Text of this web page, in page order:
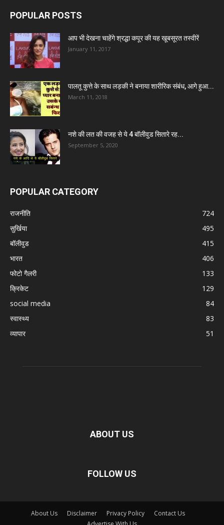
POPULAR POSTS
आप भी देखना चाहेंगे श्रद्धा कपूर की यह खूबसूरत तस्वीरें
January 11, 2017
पालतू कुत्ते के साथ लड़की ने बनाया शारीरिक संबंध, आगे हुआ...
March 11, 2018
नशे की लत की वजह से ये 4 बॉलीवुड सितारे रह...
September 5, 2020
POPULAR CATEGORY
राजनीति
724
सुर्खिया
495
बॉलीवुड
415
भारत
406
फोटो गैलरी
133
क्रिकेट
129
social media
84
स्वास्थ्य
83
व्यापार
51
ABOUT US
FOLLOW US
About Us Disclaimer Privacy Policy
Contact Us